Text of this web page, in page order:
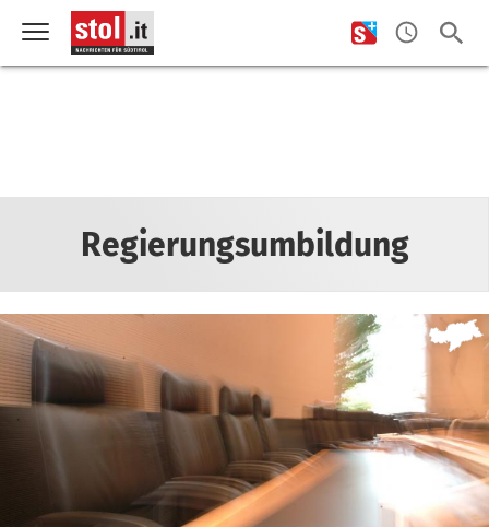
Regierungsumbildung